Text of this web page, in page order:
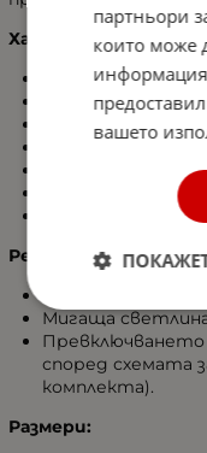
Характеристики:
Светлинна
Брой LED диоди:
Работно
Температура на
Корпус: Твърд
Цвят на корпуса:
Режими на работа:
Мигаща
според схемата
комплекта).
Размери:
партньори
които може
вашето